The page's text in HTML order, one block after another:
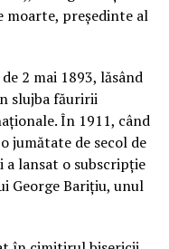
moarte, preşedinte al
2 mai 1893, lăsând
slujba făuririi
În 1911, când
jumătate de secol de
a lansat o subscripţie
George Bariţiu, unul